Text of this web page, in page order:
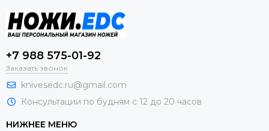
+7 988 575-01-92
Заказать звонок
knivesedc.ru@gmail.com
Консультации по будням с 12 до 20 часов
НИЖНЕЕ МЕНЮ